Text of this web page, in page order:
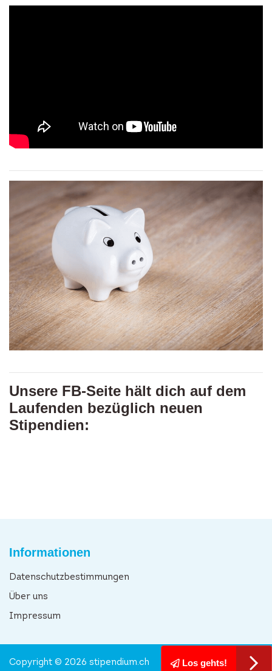
Unsere FB-Seite hält dich auf dem
Laufenden bezüglich neuen
Stipendien:
Informationen
Datenschutzbestimmungen
Über uns
Impressum
Los gehts!
Copyright © 2026 stipendium.ch